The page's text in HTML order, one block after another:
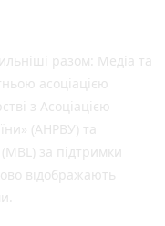
разом: Медіа та
асоціацією
з Асоціацією
(АНРВУ) та
за підтримки
відображають